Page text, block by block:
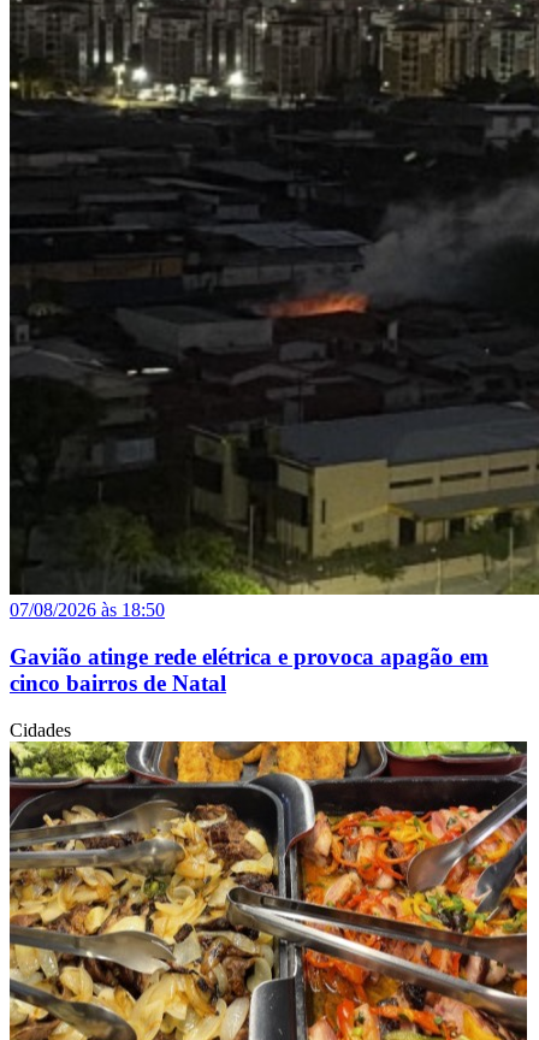
07/08/2026 às 18:50
Gavião atinge rede elétrica e provoca apagão em
cinco bairros de Natal
Cidades